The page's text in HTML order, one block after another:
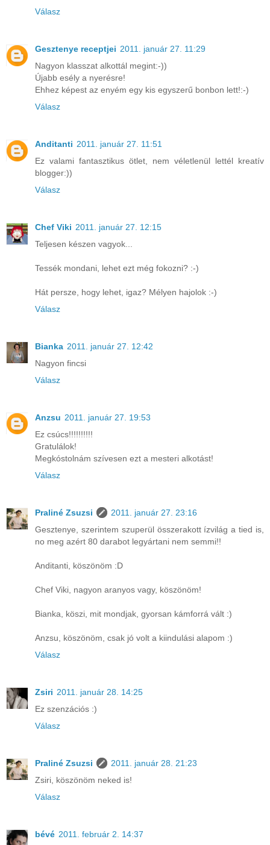
Válasz
Gesztenye receptjei 2011. január 27. 11:29
Nagyon klasszat alkottál megint:-))
Újabb esély a nyerésre!
Ehhez képest az enyém egy kis egyszerű bonbon lett!:-)
Válasz
Anditanti 2011. január 27. 11:51
Ez valami fantasztikus ötlet, nem véletlenül lettél kreatív
blogger:))
Válasz
Chef Viki 2011. január 27. 12:15
Teljesen készen vagyok...
Tessék mondani, lehet ezt még fokozni? :-)
Hát persze, hogy lehet, igaz? Mélyen hajolok :-)
Válasz
Bianka 2011. január 27. 12:42
Nagyon fincsi
Válasz
Anzsu 2011. január 27. 19:53
Ez csúcs!!!!!!!!!!
Gratulálok!
Megkóstolnám szívesen ezt a mesteri alkotást!
Válasz
Praliné Zsuzsi
2011. január 27. 23:16
Gesztenye, szerintem szuperül összerakott ízvilág a tied is,
no meg azért 80 darabot legyártani nem semmi!!
Anditanti, köszönöm :D
Chef Viki, nagyon aranyos vagy, köszönöm!
Bianka, köszi, mit mondjak, gyorsan kámforrá vált :)
Anzsu, köszönöm, csak jó volt a kiindulási alapom :)
Válasz
Zsiri 2011. január 28. 14:25
Ez szenzációs :)
Válasz
Praliné Zsuzsi
2011. január 28. 21:23
Zsiri, köszönöm neked is!
Válasz
bévé 2011. február 2. 14:37